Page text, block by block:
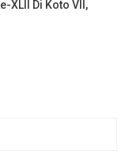
XLII Di Koto VII,